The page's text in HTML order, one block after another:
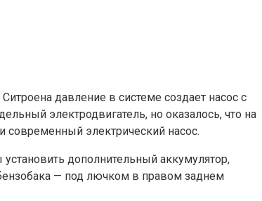
давление в системе создает насос с
электродвигатель, но оказалось, что на
электрический насос.
дополнительный аккумулятор,
— под лючком в правом заднем